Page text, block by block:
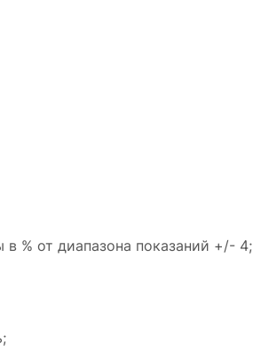
% от диапазона показаний +/- 4;